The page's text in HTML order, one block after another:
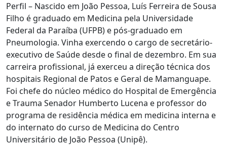
Perfil – Nascido em João Pessoa, Luís Ferreira de Sousa
Filho é graduado em Medicina pela Universidade
Federal da Paraíba (UFPB) e pós-graduado em
Pneumologia. Vinha exercendo o cargo de secretário-
executivo de Saúde desde o final de dezembro. Em sua
carreira profissional, já exerceu a direção técnica dos
hospitais Regional de Patos e Geral de Mamanguape.
Foi chefe do núcleo médico do Hospital de Emergência
e Trauma Senador Humberto Lucena e professor do
programa de residência médica em medicina interna e
do internato do curso de Medicina do Centro
Universitário de João Pessoa (Unipê).